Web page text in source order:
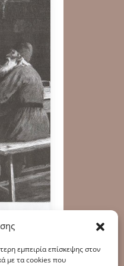
εμπειρία επίσκεψης στον
με τα cookies που